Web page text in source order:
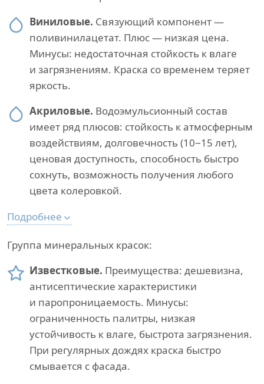
Виниловые. Связующий компонент —
поливинилацетат. Плюс — низкая цена.
Минусы: недостаточная стойкость к влаге
и загрязнениям. Краска со временем теряет
яркость.
Акриловые. Водоэмульсионный состав
имеет ряд плюсов: стойкость к атмосферным
воздействиям, долговечность (10−15 лет),
ценовая доступность, способность быстро
сохнуть, возможность получения любого
цвета колеровкой.
Подробнее
Группа минеральных красок:
Известковые. Преимущества: дешевизна,
антисептические характеристики
и паропроницаемость. Минусы:
ограниченность палитры, низкая
устойчивость к влаге, быстрота загрязнения.
При регулярных дождях краска быстро
смывается с фасада.